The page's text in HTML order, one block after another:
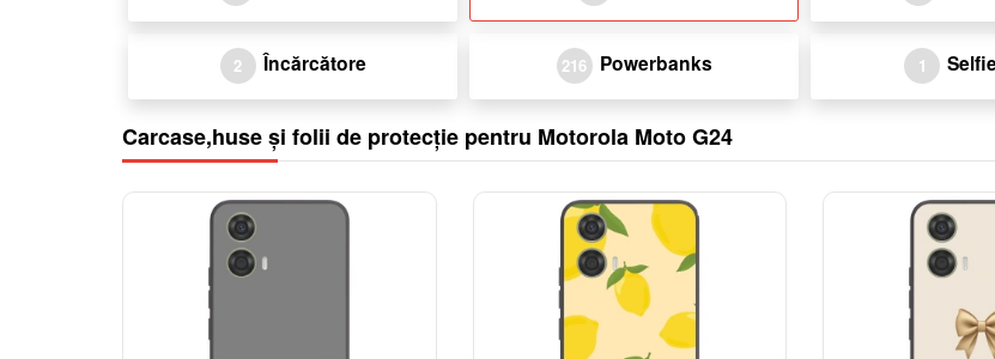
2 Încărcătore 216 Powerbanks 1
Carcase,huse și folii de protecție pentru Motorola Moto G24
BESTSELLER